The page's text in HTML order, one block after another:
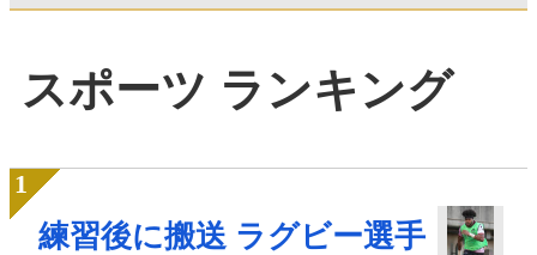
スポーツ ランキング
練習後に搬送 ラグビー選手